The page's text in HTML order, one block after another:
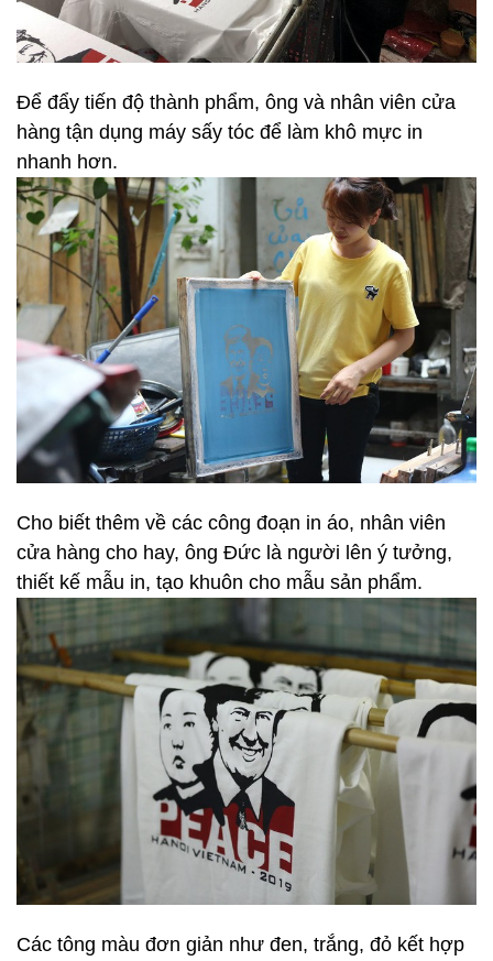
Để đẩy tiến độ thành phẩm, ông và nhân viên cửa
hàng tận dụng máy sấy tóc để làm khô mực in
nhanh hơn.
Cho biết thêm về các công đoạn in áo, nhân viên
cửa hàng cho hay, ông Đức là người lên ý tưởng,
thiết kế mẫu in, tạo khuôn cho mẫu sản phẩm.
Các tông màu đơn giản như đen, trắng, đỏ kết hợp